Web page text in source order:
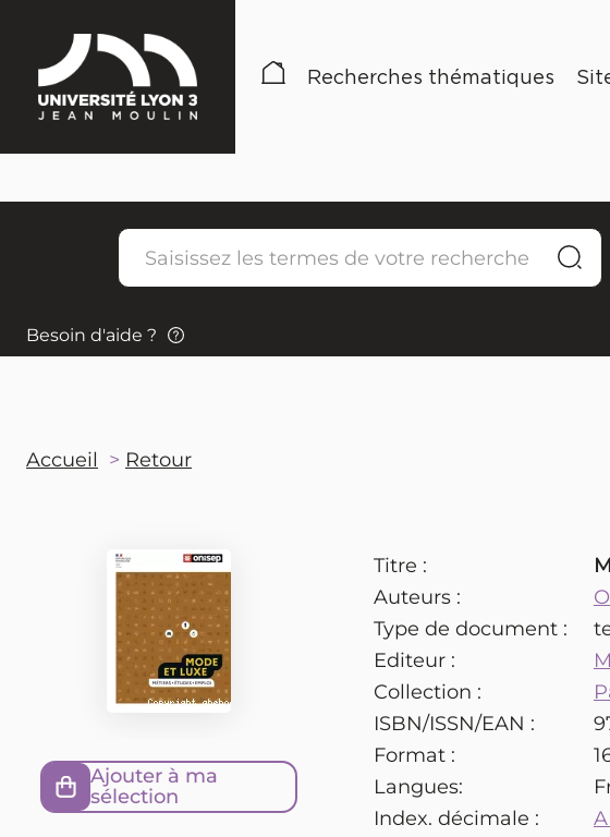
Recherches thématiques
Besoin d'aide ?
Accueil Retour
Ajouter à ma
sélection
Titre :
Auteurs :
Type de document :
Editeur :
Collection :
ISBN/ISSN/EAN :
Format :
Langues:
Index. décimale :